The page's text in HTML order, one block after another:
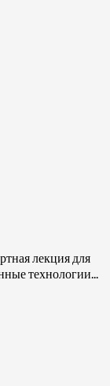
лекция для
технологии...